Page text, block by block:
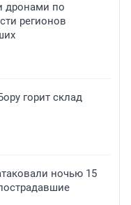
дронами по
регионов
горит склад
ночью 15